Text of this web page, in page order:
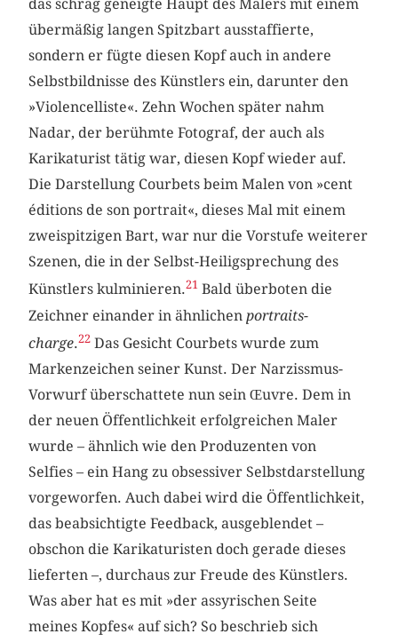
das schräg geneigte Haupt des Malers mit einem
übermäßig langen Spitzbart ausstaffierte,
sondern er fügte diesen Kopf auch in andere
Selbstbildnisse des Künstlers ein, darunter den
»Violencelliste«. Zehn Wochen später nahm
Nadar, der berühmte Fotograf, der auch als
Karikaturist tätig war, diesen Kopf wieder auf.
Die Darstellung Courbets beim Malen von »cent
éditions de son portrait«, dieses Mal mit einem
zweispitzigen Bart, war nur die Vorstufe weiterer
Szenen, die in der Selbst-Heiligsprechung des
Künstlers kulminieren.21 Bald überboten die
Zeichner einander in ähnlichen portraits-
charge.22 Das Gesicht Courbets wurde zum
Markenzeichen seiner Kunst. Der Narzissmus-
Vorwurf überschattete nun sein Œuvre. Dem in
der neuen Öffentlichkeit erfolgreichen Maler
wurde – ähnlich wie den Produzenten von
Selfies – ein Hang zu obsessiver Selbstdarstellung
vorgeworfen. Auch dabei wird die Öffentlichkeit,
das beabsichtigte Feedback, ausgeblendet –
obschon die Karikaturisten doch gerade dieses
lieferten –, durchaus zur Freude des Künstlers.
Was aber hat es mit »der assyrischen Seite
meines Kopfes« auf sich? So beschrieb sich